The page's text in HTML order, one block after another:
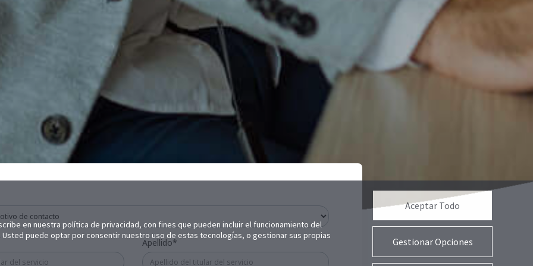
Apellido*
en nuestra política de privacidad, con fines que pueden incluir el funcionamiento del
puede optar por consentir nuestro uso de estas tecnologías, o gestionar sus propias
Gestionar Opciones
Aceptar Todo